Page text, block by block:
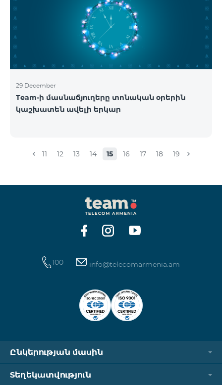
29 December
Team-ի մասնաճյուղերը տոնական օրերին
կաշխատեն ավելի երկար
11 12 13 14 15 16 17 18 19
100 info@telecomarmenia.am
Ընկերության մասին
Տեղեկատվություն